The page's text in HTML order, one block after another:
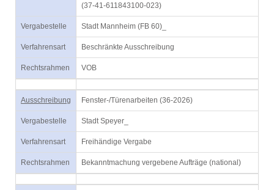
(37-41-611843100-023)
Vergabestelle Stadt Mannheim (FB 60)_
Verfahrensart Beschränkte Ausschreibung
Rechtsrahmen VOB
Ausschreibung Fenster-/Türenarbeiten (36-2026)
Vergabestelle Stadt Speyer_
Verfahrensart Freihändige Vergabe
Rechtsrahmen Bekanntmachung vergebene Aufträge (national)